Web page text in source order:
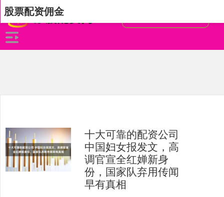
股票配资佣金
十大可靠的配资公司
中国妇女报发文，高
调官宣全红婵新身
份，国家队弃用传闻
早有真相